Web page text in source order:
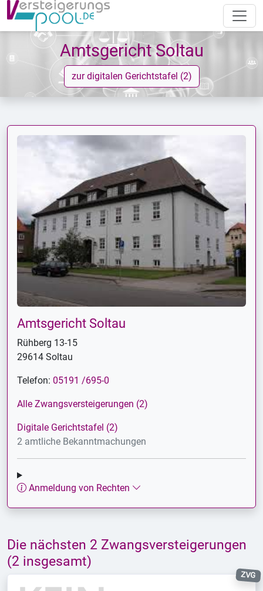
Amtsgericht Soltau
zur digitalen Gerichtstafel (2)
Die nächsten 2 Zwangsversteigerungen
(2 insgesamt)
ZVG
Amtsgericht Soltau
Rühberg 13-15
29614 Soltau
Telefon: 05191 /695-0
Alle Zwangsversteigerungen (2)
Digitale Gerichtstafel (2)
2 amtliche Bekanntmachungen
Anmeldung von Rechten